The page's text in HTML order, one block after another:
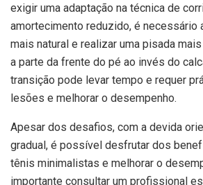
exigir uma adaptação na técnica de
amortecimento reduzido, é necessário
mais natural e realizar uma pisada
a parte da frente do pé ao invés do
transição pode levar tempo e requer
lesões e melhorar o desempenho.
Apesar dos desafios, com a devida
gradual, é possível desfrutar dos
tênis minimalistas e melhorar o
importante consultar um profissional